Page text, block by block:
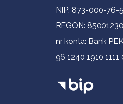
NIP: 873-000-76-
REGON:
nr konta: Bank
96 1240 1910